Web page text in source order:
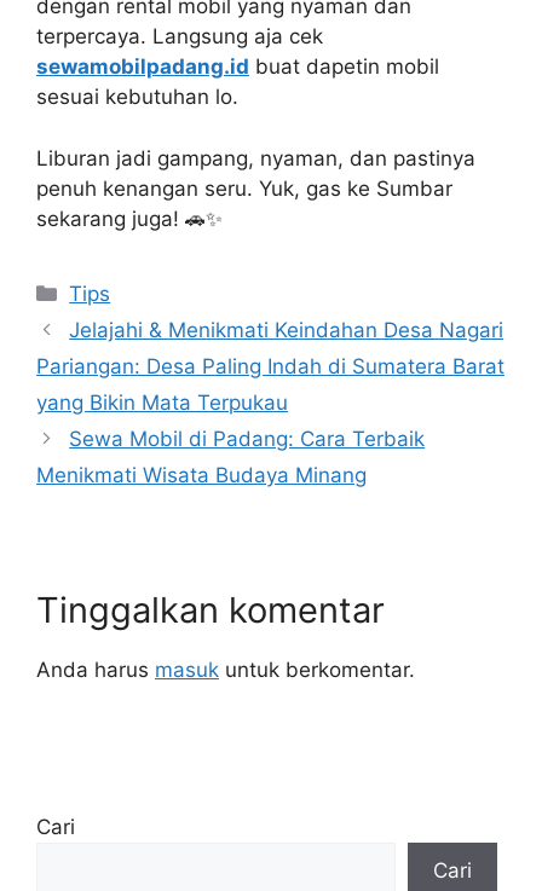
dengan rental mobil yang nyaman dan
terpercaya. Langsung aja cek
sewamobilpadang.id buat dapetin mobil
sesuai kebutuhan lo.
Liburan jadi gampang, nyaman, dan pastinya
penuh kenangan seru. Yuk, gas ke Sumbar
sekarang juga! 🚗✨
Tips
Jelajahi & Menikmati Keindahan Desa Nagari
Pariangan: Desa Paling Indah di Sumatera Barat
yang Bikin Mata Terpukau
Sewa Mobil di Padang: Cara Terbaik
Menikmati Wisata Budaya Minang
Tinggalkan komentar
Anda harus masuk untuk berkomentar.
Cari
Cari